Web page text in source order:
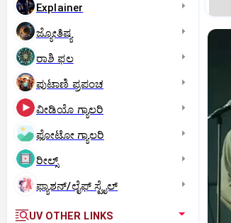
Explainer
ಜ್ಯೋತಿಷ್ಯ
ರಾಶಿ ಫಲ
ಪುಟಾಣಿ ಪ್ರಪಂಚ
ವೀಡಿಯೊ ಗ್ಯಾಲರಿ
ಫೋಟೋ ಗ್ಯಾಲರಿ
ರೀಲ್ಸ್
ಫ್ಯಾಶನ್/ಲೈಫ್‌ ಸ್ಟೈಲ್
UV OTHER LINKS